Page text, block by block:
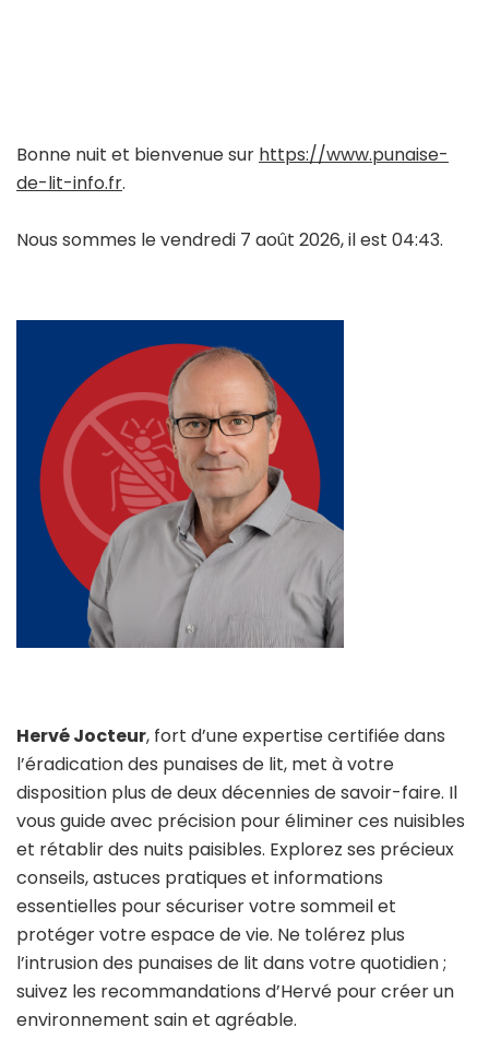
Bonne nuit et bienvenue sur https://www.punaise-
de-lit-info.fr.
Nous sommes le vendredi 7 août 2026, il est 04:43.
Hervé Jocteur, fort d’une expertise certifiée dans
l’éradication des punaises de lit, met à votre
disposition plus de deux décennies de savoir-faire. Il
vous guide avec précision pour éliminer ces nuisibles
et rétablir des nuits paisibles. Explorez ses précieux
conseils, astuces pratiques et informations
essentielles pour sécuriser votre sommeil et
protéger votre espace de vie. Ne tolérez plus
l’intrusion des punaises de lit dans votre quotidien ;
suivez les recommandations d’Hervé pour créer un
environnement sain et agréable.